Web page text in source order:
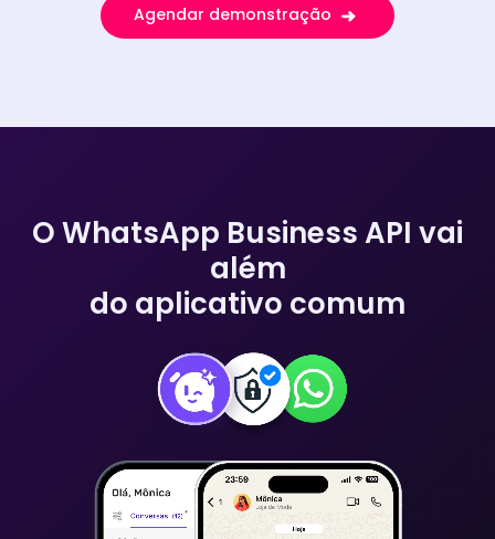
Agendar demonstração
O WhatsApp Business API vai
além
do aplicativo comum